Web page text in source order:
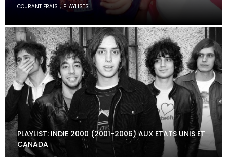
COURANT FRAIS ,PLAYLISTS
PLAYLIST: INDIE 2000 (2001-2006) AUX ETATS UNIS ET
CANADA